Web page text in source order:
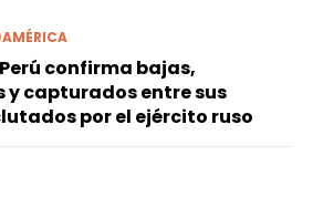
confirma bajas,
y capturados entre sus
por el ejército ruso